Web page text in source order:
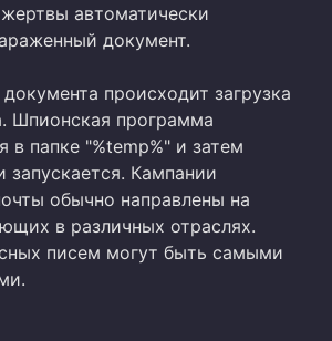
автоматически
документ.
происходит загрузка
Шпионская программа
в папке "%temp%" и затем
запускается. Кампании
обычно направлены на
в различных отраслях.
писем могут быть самыми